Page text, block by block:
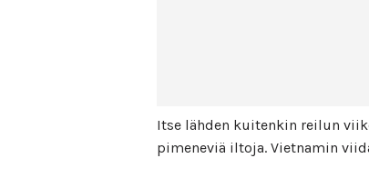
Itse lähden kuitenkin reilun
pimeneviä iltoja. Vietnamin